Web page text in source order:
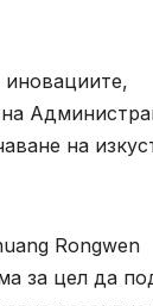
на
Rongwen
за цел да